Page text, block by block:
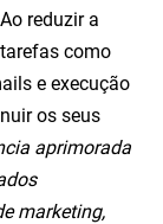
reduzir a
como
e execução
os seus
aprimorada
marketing,